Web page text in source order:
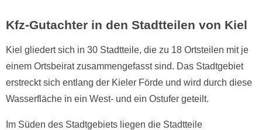
Kfz-Gutachter in den Stadtteilen von Kiel
Kiel gliedert sich in 30 Stadtteile, die zu 18 Ortsteilen mit je
einem Ortsbeirat zusammengefasst sind. Das Stadtgebiet
erstreckt sich entlang der Kieler Förde und wird durch diese
Wasserfläche in ein West- und ein Ostufer geteilt.
Im Süden des Stadtgebiets liegen die Stadtteile